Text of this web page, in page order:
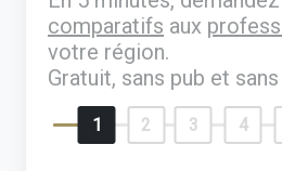
comparatifs aux
votre région.
Gratuit, sans pub et
1 2 3 4